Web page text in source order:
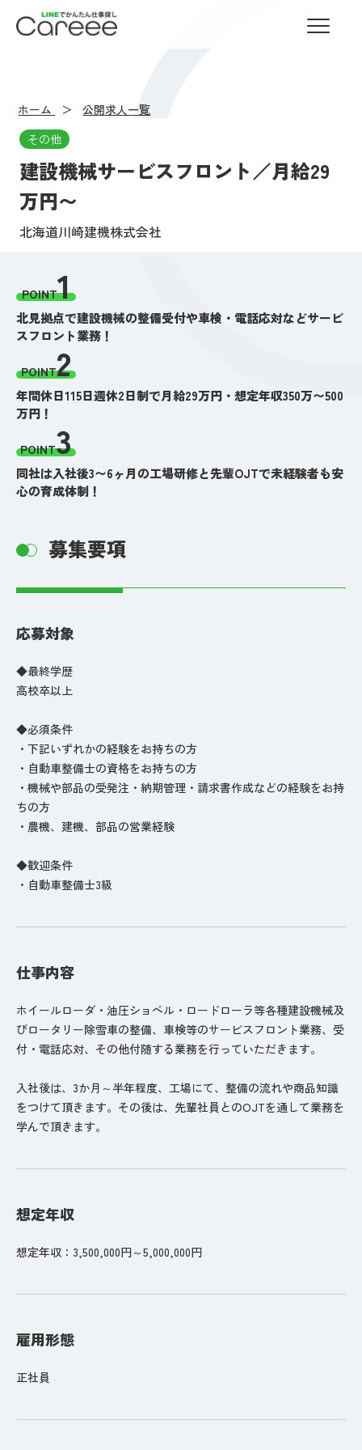
LINEでかんたん仕事探し Careee
ホーム
公開求人一覧
その他
建設機械サービスフロント／月給29
万円〜
北海道川崎建機株式会社
POINT1
北見拠点で建設機械の整備受付や車検・電話応対などサービ
スフロント業務！
POINT2
年間休日115日週休2日制で月給29万円・想定年収350万〜500
万円！
POINT3
同社は入社後3〜6ヶ月の工場研修と先輩OJTで未経験者も安
心の育成体制！
募集要項
応募対象
◆最終学歴
高校卒以上
◆必須条件
・下記いずれかの経験をお持ちの方
・自動車整備士の資格をお持ちの方
・機械や部品の受発注・納期管理・請求書作成などの経験をお持
ちの方
・農機、建機、部品の営業経験
◆歓迎条件
・自動車整備士3級
仕事内容
ホイールローダ・油圧ショベル・ロードローラ等各種建設機械及
びロータリー除雪車の整備、車検等のサービスフロント業務、受
付・電話応対、その他付随する業務を行っていただきます。
入社後は、3か月～半年程度、工場にて、整備の流れや商品知識
をつけて頂きます。その後は、先輩社員とのOJTを通して業務を
学んで頂きます。
想定年収
想定年収：3,500,000円～5,000,000円
雇用形態
正社員